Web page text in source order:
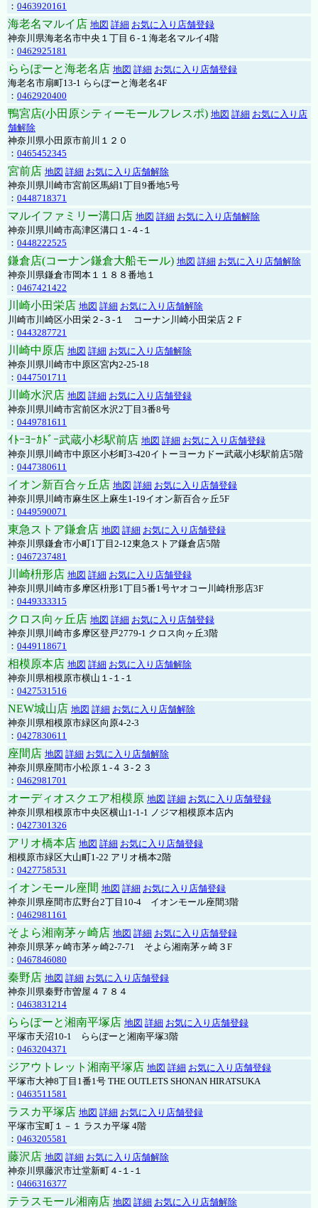
： 0463920161
海老名マルイ店 地図 詳細 お気に入り店舗登録
神奈川県海老名市中央１丁目６-１海老名マルイ4階
： 0462925181
ららぽーと海老名店 地図 詳細 お気に入り店舗登録
海老名市扇町13-1 ららぽーと海老名4F
： 0462920400
鴨宮店(小田原シティーモールフレスポ) 地図 詳細 お気に入り店
舗解除
神奈川県小田原市前川１２０
： 0465452345
宮前店 地図 詳細 お気に入り店舗解除
神奈川県川崎市宮前区馬絹1丁目9番地5号
： 0448718371
マルイファミリー溝口店 地図 詳細 お気に入り店舗解除
神奈川県川崎市高津区溝口１-４-１
： 0448222525
鎌倉店(コーナン鎌倉大船モール) 地図 詳細 お気に入り店舗解除
神奈川県鎌倉市岡本１１８８番地１
： 0467421422
川崎小田栄店 地図 詳細 お気に入り店舗解除
川崎市川崎区小田栄２‐３‐１ コーナン川崎小田栄店２Ｆ
： 0443287721
川崎中原店 地図 詳細 お気に入り店舗解除
神奈川県川崎市中原区宮内2-25-18
： 0447501711
川崎水沢店 地図 詳細 お気に入り店舗登録
神奈川県川崎市宮前区水沢2丁目3番8号
： 0449781611
ｲﾄｰﾖｰｶﾄﾞｰ武蔵小杉駅前店 地図 詳細 お気に入り店舗登録
神奈川県川崎市中原区小杉町3-420イトーヨーカドー武蔵小杉駅前店5階
： 0447380611
イオン新百合ヶ丘店 地図 詳細 お気に入り店舗登録
神奈川県川崎市麻生区上麻生1-19イオン新百合ヶ丘5F
： 0449590071
東急ストア鎌倉店 地図 詳細 お気に入り店舗登録
神奈川県鎌倉市小町1丁目2-12東急ストア鎌倉店5階
： 0467237481
川崎枡形店 地図 詳細 お気に入り店舗登録
神奈川県川崎市多摩区枡形1丁目5番1号ヤオコー川崎枡形店3F
： 0449333315
クロス向ヶ丘店 地図 詳細 お気に入り店舗登録
神奈川県川崎市多摩区登戸2779-1 クロス向ヶ丘3階
： 0449118671
相模原本店 地図 詳細 お気に入り店舗解除
神奈川県相模原市横山１-１-１
： 0427531516
NEW城山店 地図 詳細 お気に入り店舗解除
神奈川県相模原市緑区向原4-2-3
： 0427830611
座間店 地図 詳細 お気に入り店舗解除
神奈川県座間市小松原１-４３-２３
： 0462981701
オーディオスクエア相模原 地図 詳細 お気に入り店舗登録
神奈川県相模原市中央区横山1-1-1 ノジマ相模原本店内
： 0427301326
アリオ橋本店 地図 詳細 お気に入り店舗登録
相模原市緑区大山町1-22 アリオ橋本2階
： 0427758531
イオンモール座間 地図 詳細 お気に入り店舗登録
神奈川県座間市広野台2丁目10-4 イオンモール座間3階
： 0462981161
そよら湘南茅ヶ崎店 地図 詳細 お気に入り店舗登録
神奈川県茅ヶ崎市茅ヶ崎2‐7‐71 そよら湘南茅ヶ崎３F
： 0467846080
秦野店 地図 詳細 お気に入り店舗登録
神奈川県秦野市曽屋４７８４
： 0463831214
ららぽーと湘南平塚店 地図 詳細 お気に入り店舗登録
平塚市天沼10-1 ららぽーと湘南平塚3階
： 0463204371
ジアウトレット湘南平塚店 地図 詳細 お気に入り店舗登録
平塚市大神8丁目1番1号 THE OUTLETS SHONAN HIRATSUKA
： 0463511581
ラスカ平塚店 地図 詳細 お気に入り店舗登録
平塚市宝町１－１ ラスカ平塚 4階
： 0463205581
藤沢店 地図 詳細 お気に入り店舗解除
神奈川県藤沢市辻堂新町４-１-１
： 0466316377
テラスモール湘南店 地図 詳細 お気に入り店舗解除